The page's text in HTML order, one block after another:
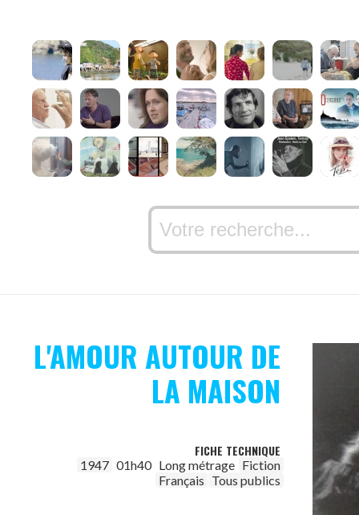
L'AMOUR AUTOUR DE
LA MAISON
FICHE TECHNIQUE
1947 01h40 Long métrage Fiction
Français Tous publics